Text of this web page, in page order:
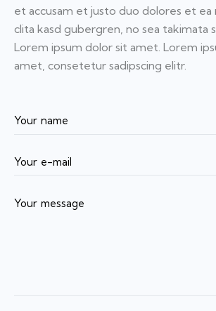
et accusam et justo duo dolores et
clita kasd gubergren, no sea takimata
Lorem ipsum dolor sit amet. Lorem
amet, consetetur sadipscing elitr.